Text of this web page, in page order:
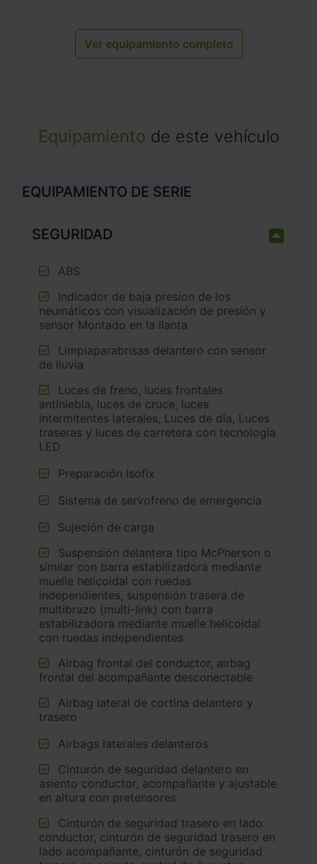
Ver equipamiento completo
Equipamiento de este vehículo
EQUIPAMIENTO DE SERIE
SEGURIDAD
ABS
neumáticos con visualización de presión y
sensor Montado en la llanta
de lluvia
antiniebla, luces de cruce, luces
intermitentes laterales, Luces de día, Luces
traseras y luces de carretera con tecnología
LED
Preparación Isofix
Sistema de servofreno de emergencia
Sujeción de carga
similar con barra estabilizadora mediante
muelle helicoidal con ruedas
independientes, suspensión trasera de
multibrazo (multi-link) con barra
estabilizadora mediante muelle helicoidal
con ruedas independientes
frontal del acompañante desconectable
trasero
Airbags laterales delanteros
asiento conductor, acompañante y ajustable
en altura con pretensores
conductor, cinturón de seguridad trasero en
lado acompañante, cinturón de seguridad